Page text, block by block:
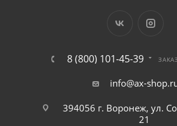
8 (800) 101-45-39
info@ax-
394056 г. Воронеж, ул.
21